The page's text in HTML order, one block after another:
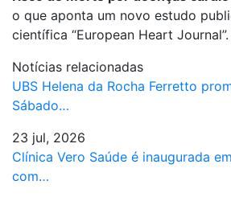
o que aponta um novo estudo
científica “European Heart Journal”.
Notícias relacionadas
UBS Helena da Rocha Ferretto
Sábado…
23 jul, 2026
Clínica Vero Saúde é inaugurada
com…